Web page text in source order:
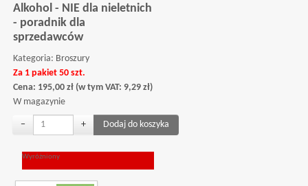
Alkohol - NIE dla nieletnich
- poradnik dla
sprzedawców
Kategoria: Broszury
Za 1 pakiet 50 szt.
Cena: 195,00 zł (w tym VAT:9,29 zł)
W magazynie
− +
Wyróżniony